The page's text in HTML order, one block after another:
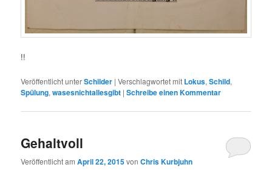
!!
Veröffentlicht unterSchilder |Verschlagwortet mit Lokus,Schild,
Spülung,wasesnichtallesgibt |Schreibe einen Kommentar
Gehaltvoll
Veröffentlicht amApril 22, 2015vonChris Kurbjuhn